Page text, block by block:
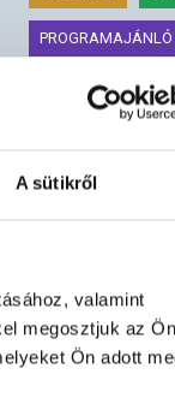
A sütikről
valamint
megosztjuk az Ön
Ön adott
PROGRAMAJÁNLÓ
Tovább